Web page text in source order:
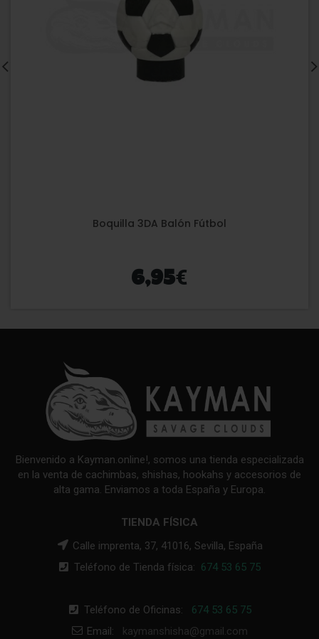
Boquilla 3DA Balón Fútbol
6,95€
Bienvenido a Kayman.online!, somos una tienda especializada
en la venta de cachimbas, shishas, hookahs y accesorios de
alta gama. Enviamos a toda España y Europa.
TIENDA FÍSICA
Calle imprenta, 37, 41016, Sevilla, España
Teléfono de Tienda física: 674 53 65 75
Teléfono de Oficinas: 674 53 65 75
Email: kaymanshisha@gmail.com